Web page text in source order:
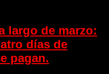
largo de marzo:
días de
pagan.